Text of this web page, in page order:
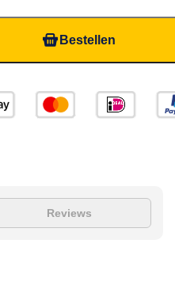
Bestellen
Reviews